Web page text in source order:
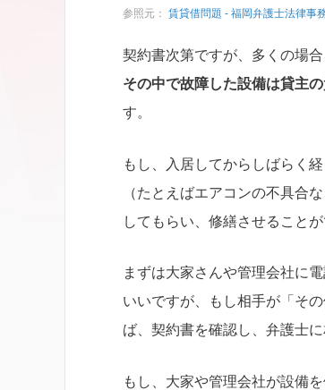
参照元： 賃貸借問題 - 福岡弁護士法律事
契約書次第ですが、多くの場合
その中で故障した設備は貸主
す。
もし、入居してからしばらく
（たとえばエアコンの不具合
してもらい、修繕させることが
まずは大家さんや管理会社に
いいですが、もし相手が「そ
ば、契約書を確認し、弁護士
もし、大家や管理会社が設備